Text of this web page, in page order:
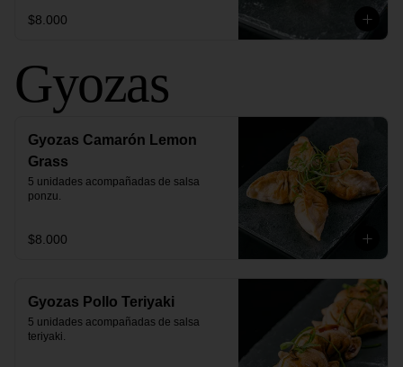
$8.000
Gyozas
Gyozas Camarón Lemon
Grass
5 unidades acompañadas de salsa
ponzu.
$8.000
Gyozas Pollo Teriyaki
5 unidades acompañadas de salsa
teriyaki.